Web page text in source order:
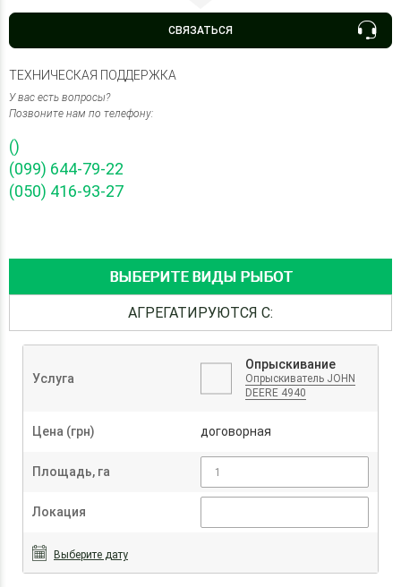
СВЯЗАТЬСЯ
ТЕХНИЧЕСКАЯ ПОДДЕРЖКА
У вас есть вопросы?
Позвоните нам по телефону:
()
(099) 644-79-22
(050) 416-93-27
ВЫБЕРИТЕ ВИДЫ РЫБОТ
АГРЕГАТИРУЮТСЯ С:
Услуга
Опрыскивание
Опрыскиватель JOHN
DEERE 4940
Цена (грн) договорная
Площадь, га
Локация
Выберите дату